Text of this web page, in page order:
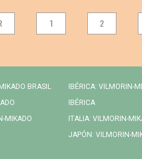
PÁGINA
1 PÁGINA
2
BRASIL
MIKADO
IBÉRICA: VILMORIN-
IBÉRICA
ITALIA: VILMORIN-
JAPÓN: VILMORIN-